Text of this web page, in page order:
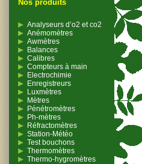
Nos produits
Analyseurs d’o2 et co2
Anémomètres
Awmètres
Balances
Calibres
Compteurs à main
Electrochimie
Enregistreurs
Luxmètres
Mètres
Pénétromètres
Ph-mètres
Réfractomètres
Station-Météo
Test bouchons
Thermomètres
Thermo-hygromètres